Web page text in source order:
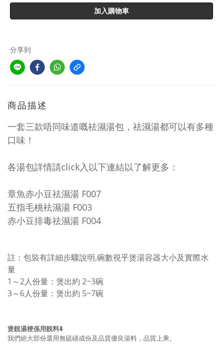
加入購物車
分享到
商品描述
一套三款唔同味道嘅祛濕湯包，祛濕湯都可以有多種
口味！
各湯包詳情請click入以下連結以了解更多：
章魚赤小豆祛濕湯 F007
五指毛桃袪濕湯 F003
赤小豆排毒祛濕湯 F004
註：包裝有詳細步驟說明,碗數視乎煲湯容器大小及實際水
量
1～2人份量：煲出約 2~3碗
3～6人份量： 煲出約 5~7碗
煲靚湯梗係用靚料⬇️
我們絕大部份選用無硫磺成份及品質優良湯料，品質上乘。